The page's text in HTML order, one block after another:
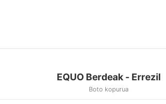
EQUO Berdeak - Errezil
Boto kopurua